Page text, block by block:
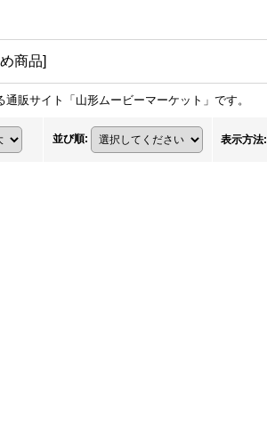
商品]
販サイト「山形ムービーマーケット」です。
並び順: 表示方法: